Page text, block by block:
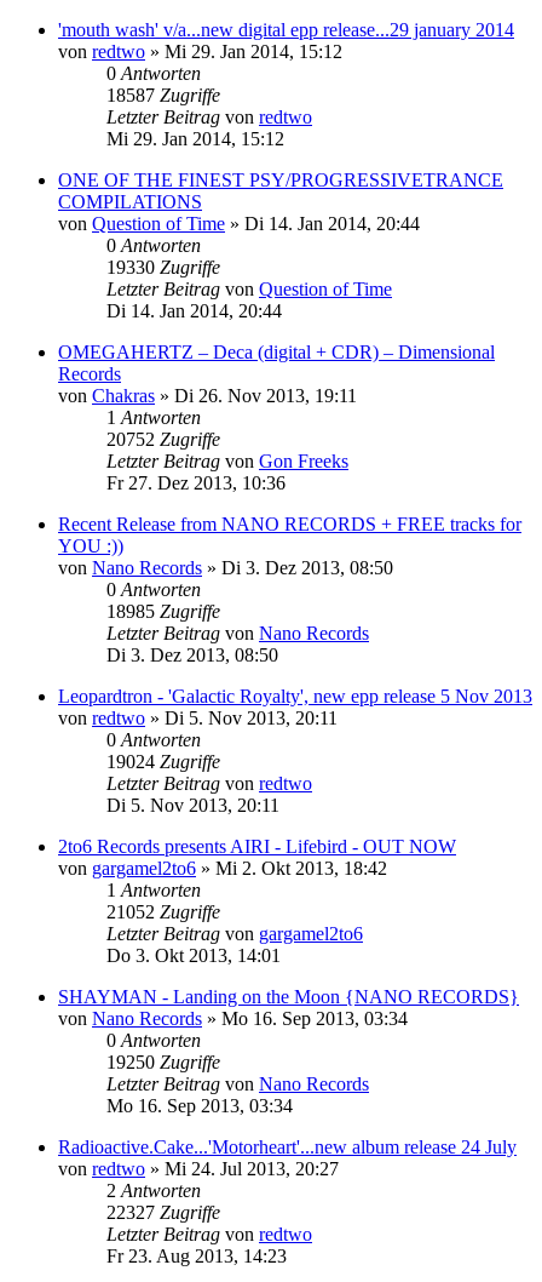
'mouth wash' v/a...new digital epp release...29 january 2014
von redtwo » Mi 29. Jan 2014, 15:12
0 Antworten
18587 Zugriffe
Letzter Beitrag von redtwo
Mi 29. Jan 2014, 15:12
ONE OF THE FINEST PSY/PROGRESSIVETRANCE
COMPILATIONS
von Question of Time » Di 14. Jan 2014, 20:44
0 Antworten
19330 Zugriffe
Letzter Beitrag von Question of Time
Di 14. Jan 2014, 20:44
OMEGAHERTZ – Deca (digital + CDR) – Dimensional
Records
von Chakras » Di 26. Nov 2013, 19:11
1 Antworten
20752 Zugriffe
Letzter Beitrag von Gon Freeks
Fr 27. Dez 2013, 10:36
Recent Release from NANO RECORDS + FREE tracks for
YOU :))
von Nano Records » Di 3. Dez 2013, 08:50
0 Antworten
18985 Zugriffe
Letzter Beitrag von Nano Records
Di 3. Dez 2013, 08:50
Leopardtron - 'Galactic Royalty', new epp release 5 Nov 2013
von redtwo » Di 5. Nov 2013, 20:11
0 Antworten
19024 Zugriffe
Letzter Beitrag von redtwo
Di 5. Nov 2013, 20:11
2to6 Records presents AIRI - Lifebird - OUT NOW
von gargamel2to6 » Mi 2. Okt 2013, 18:42
1 Antworten
21052 Zugriffe
Letzter Beitrag von gargamel2to6
Do 3. Okt 2013, 14:01
SHAYMAN - Landing on the Moon {NANO RECORDS}
von Nano Records » Mo 16. Sep 2013, 03:34
0 Antworten
19250 Zugriffe
Letzter Beitrag von Nano Records
Mo 16. Sep 2013, 03:34
Radioactive.Cake...'Motorheart'...new album release 24 July
von redtwo » Mi 24. Jul 2013, 20:27
2 Antworten
22327 Zugriffe
Letzter Beitrag von redtwo
Fr 23. Aug 2013, 14:23